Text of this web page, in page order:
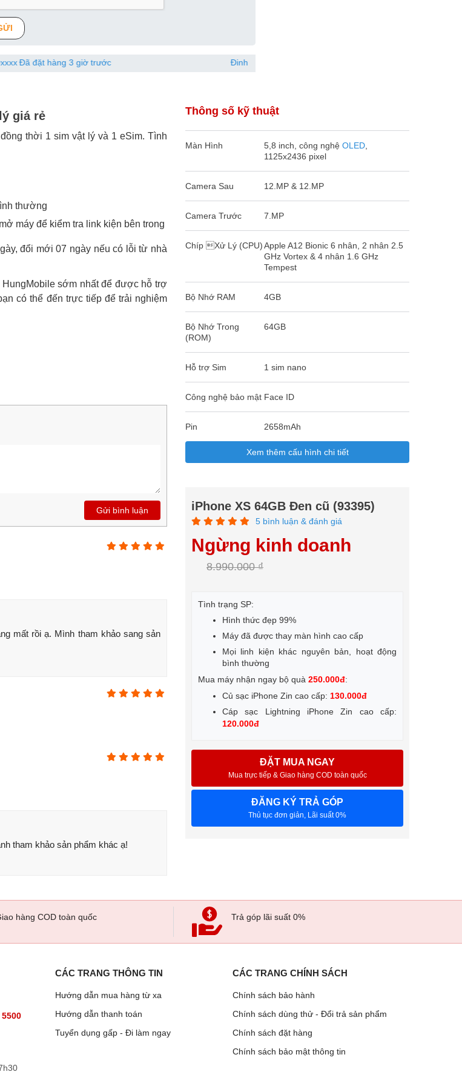
đặt hàng 3 giờ trước Đinh Trung Hiếu
giá rẻ
thời 1 sim vật lý và 1 eSim. Tình
thường
máy để kiểm tra link kiện bên trong
đổi mới 07 ngày nếu có lỗi từ nhà
sớm nhất để được hỗ trợ
có thể đến trực tiếp để trải nghiệm
Gửi bình luận
mất rồi ạ. Mình tham khảo sang sản
tham khảo sản phẩm khác ạ!
Thông số kỹ thuật
Màn Hình 5,8 inch, công nghệ OLED,
1125x2436 pixel
Camera Sau 12.MP & 12.MP
Camera Trước 7.MP
Chíp Xử Lý (CPU)Apple A12 Bionic 6 nhân, 2 nhân 2.5
GHz Vortex & 4 nhân 1.6 GHz
Tempest
Bộ Nhớ RAM 4GB
Bộ Nhớ Trong
(ROM)
64GB
Hỗ trợ Sim 1 sim nano
Công nghệ bảo mật Face ID
Pin 2658mAh
Xem thêm cấu hình chi tiết
iPhone XS 64GB Đen cũ (93395)
5 bình luận & đánh giá
Ngừng kinh doanh
8.990.000 ₫
Tình trạng SP:
Hình thức đẹp 99%
Máy đã được thay màn hình cao cấp
Mọi linh kiện khác nguyên bản, hoạt động
bình thường
Mua máy nhận ngay bộ quà 250.000đ:
Củ sạc iPhone Zin cao cấp: 130.000đ
Cáp sạc Lightning iPhone Zin cao cấp:
120.000đ
ĐẶT MUA NGAY
Mua trực tiếp & Giao hàng COD toàn quốc
ĐĂNG KÝ TRẢ GÓP
Thủ tục đơn giản, Lãi suất 0%
hàng COD toàn quốc Trả góp lãi suất 0%
CÁC TRANG THÔNG TIN
Hướng dẫn mua hàng từ xa
Hướng dẫn thanh toán
Tuyển dụng gấp - Đi làm ngay
CÁC TRANG CHÍNH SÁCH
Chính sách bảo hành
Chính sách dùng thử - Đổi trả sản phẩm
Chính sách đặt hàng
Chính sách bảo mật thông tin